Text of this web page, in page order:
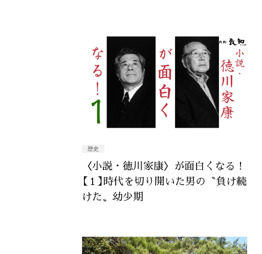
歴史
〈小説・徳川家康〉が面白くなる！
【１】時代を切り開いた男の〝負け続
けた〟幼少期